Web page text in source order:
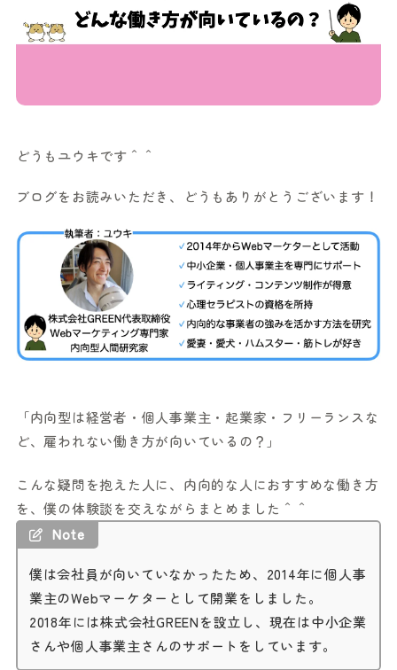
どうもユウキです＾＾
ブログをお読みいただき、どうもありがとうございます！
「内向型は経営者・個人事業主・起業家・フリーランスな
ど、雇われない働き方が向いているの？」
こんな疑問を抱えた人に、内向的な人におすすめな働き方
を、僕の体験談を交えながらまとめました＾＾
Note
僕は会社員が向いていなかったため、2014年に個人事
業主のWebマーケターとして開業をしました。
2018年には株式会社GREENを設立し、現在は中小企業
さんや個人事業主さんのサポートをしています。